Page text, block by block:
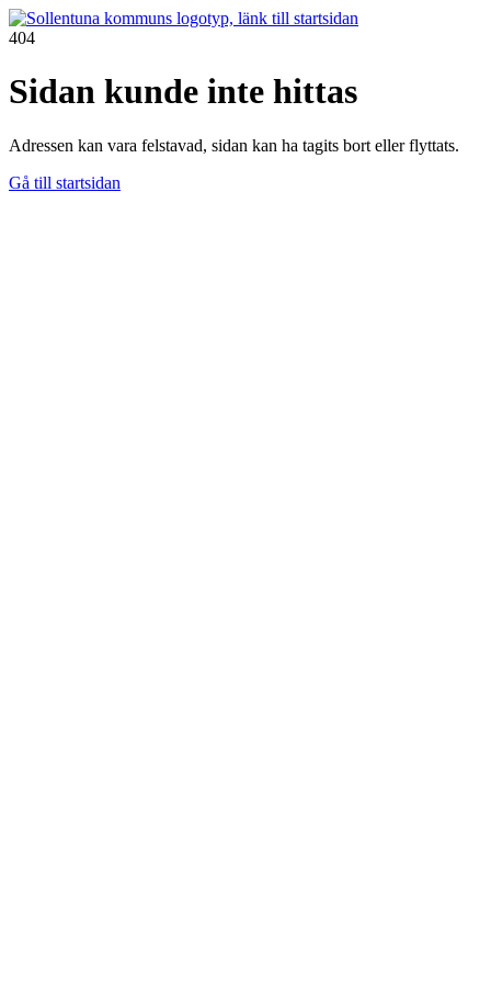
404
Sidan kunde inte hittas
Adressen kan vara felstavad, sidan kan ha tagits bort eller flyttats.
Gå till startsidan